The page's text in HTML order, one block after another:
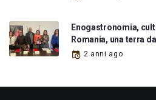
Enogastronomia,
Romania, una terra
2 anni ago